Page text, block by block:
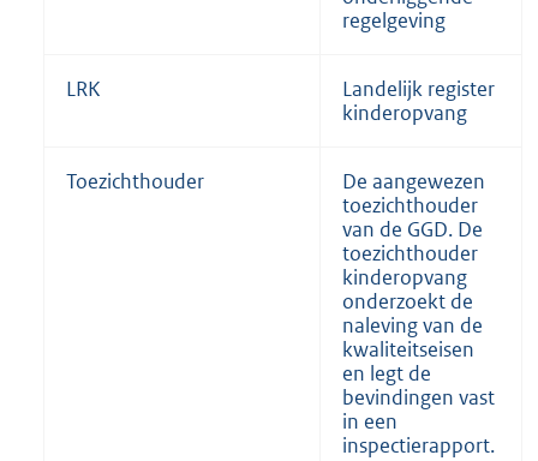
regelgeving
LRK
Landelijk register
kinderopvang
Toezichthouder
De aangewezen
toezichthouder
van de GGD. De
toezichthouder
kinderopvang
onderzoekt de
naleving van de
kwaliteitseisen
en legt de
bevindingen vast
in een
inspectierapport.